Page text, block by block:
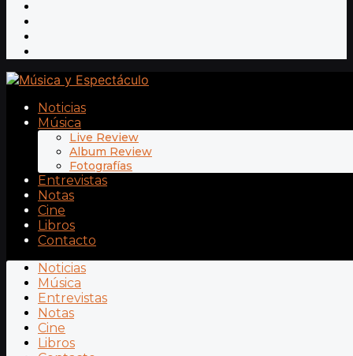
Noticias
Música
Live Review
Album Review
Fotografías
Entrevistas
Notas
Cine
Libros
Contacto
Noticias
Música
Entrevistas
Notas
Cine
Libros